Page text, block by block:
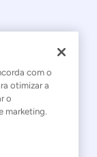
com o
otimizar a
o
marketing.